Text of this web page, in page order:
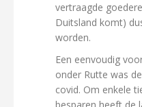
vertraagde
Duitsland komt)
worden.
Een eenvoudig
onder Rutte was
covid. Om enkele